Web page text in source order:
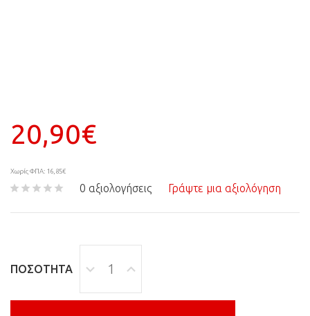
20,90€
Χωρίς ΦΠΑ: 16,85€
0 αξιολογήσεις Γράψτε μια αξιολόγηση
ΠΟΣΌΤΗΤΑ